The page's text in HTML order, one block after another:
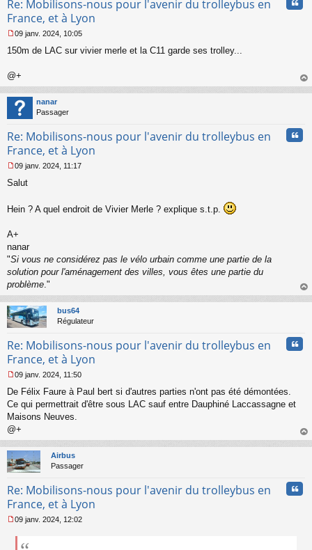
Re: Mobilisons-nous pour l'avenir du trolleybus en
France, et à Lyon
e
s
g
e
n
n
u
09 janv. 2024, 10:05
150m de LAC sur vivier merle et la C11 garde ses trolley...
@+
au
nanar
Passager
Re: Mobilisons-nous pour l'avenir du trolleybus en
France, et à Lyon
e
s
a
e
n
o
n
l
u
09 janv. 2024, 11:17
Salut
Hein ? A quel endroit de Vivier Merle ? explique s.t.p.
A+
nanar
"Si vous ne considérez pas le vélo urbain comme une partie de la
solution pour l'aménagement des villes, vous êtes une partie du
problème ."
au
bus64
Régulateur
Re: Mobilisons-nous pour l'avenir du trolleybus en
France, et à Lyon
e
s
s
g
o
l
u
09 janv. 2024, 11:50
De Félix Faure à Paul bert si d'autres parties n'ont pas été démontées.
Ce qui permettrait d'être sous LAC sauf entre Dauphiné Laccassagne et
Maisons Neuves.
@+
au
Airbus
Passager
Re: Mobilisons-nous pour l'avenir du trolleybus en
France, et à Lyon
e
09 janv. 2024, 12:02